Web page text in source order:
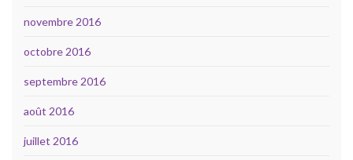
novembre 2016
octobre 2016
septembre 2016
août 2016
juillet 2016